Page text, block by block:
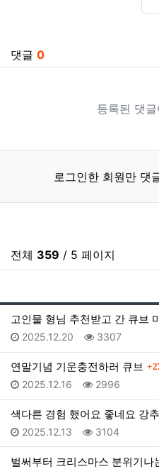
댓글 0
등록된 댓
로그인한 회원만 댓
전체 359 / 5 페이지
고인물 형님 추천받고 간 큐브
등록일
2025.12.20 조회
3307
연말기념 기운충전하러 큐브 댓
등록일
2025.12.16 조회
2996
색다른 경험 했어요 좋네요 강
등록일
2025.12.13 조회
3104
벌써부터 크리스마스 분위기나